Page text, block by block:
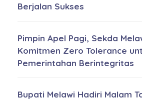
Berjalan Sukses
Pimpin Apel Pagi, Sekda
Komitmen Zero Tolerance
Pemerintahan Berintegritas
Bupati Melawi Hadiri Malam